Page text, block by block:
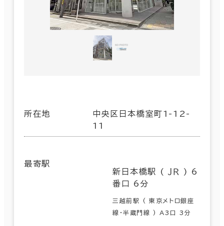
所在地
中央区日本橋室町1-12-
11
最寄駅
新日本橋駅 ( ＪＲ ) 6
番口 6分
三越前駅 ( 東京メトロ銀座
線･半蔵門線 ) A3口 3分